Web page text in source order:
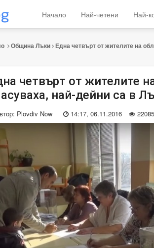
Начало Най-четени Най-
Община Лъки Една четвърт от жителите на
четвърт от жителите
най-дейни са в
Plovdiv Now 14:17, 06.11.2016 22085